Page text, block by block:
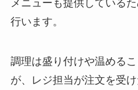
メニューも提供している
行います。
調理は盛り付けや温める
が、レジ担当が注文を受